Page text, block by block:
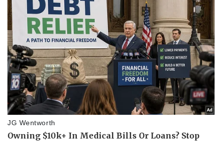
Pháp luật
Vụ án
Tin nóng
Tư vấn luật
Quân sự - Quốc phòng
Vũ khí
Việt Nam
Phân tích